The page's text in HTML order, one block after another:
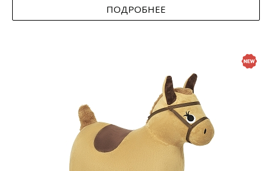
ПОДРОБНЕЕ